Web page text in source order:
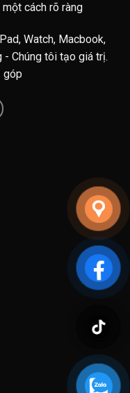
cách rõ ràng
Watch, Macbook,
Chúng tôi tạo giá trị.
góp